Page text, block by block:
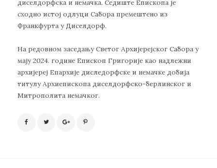
диселдорфска и немачка. Седиште Епископа је
сходно истој одлуци Сабора премештено из
Франкфурта у Диселдорф.
На редовном заседању Светог Архијерејског Сабора у
мају 2024. године Епископ Григорије као надлежни
архијереј Епархије диследорфске и немачке добија
титулу Архиепископа диселдорфско-берлинског и
Митрополита немачког.